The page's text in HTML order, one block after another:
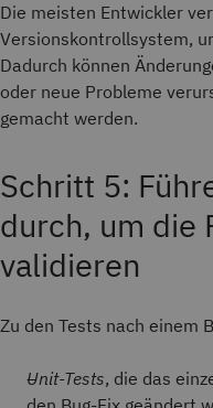
Die meisten Entwickler
Versionskontrollsystem,
Dadurch können
oder neue Probleme
gemacht werden.
Schritt 5:
durch, um die
validieren
Zu den Tests nach einem
Unit-Tests, die das